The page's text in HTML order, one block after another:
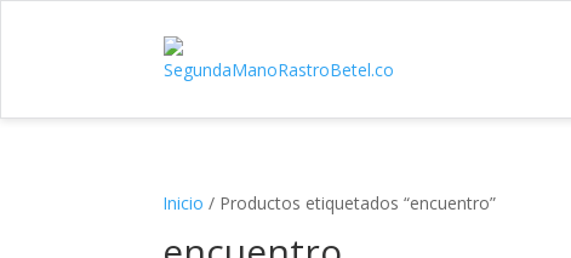
Inicio / Productos etiquetados “encuentro”